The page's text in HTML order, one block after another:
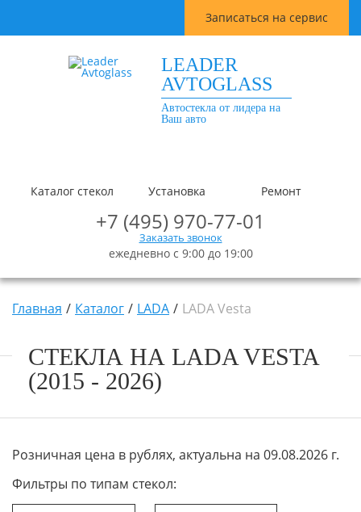
Записаться на сервис
LEADER
AVTOGLASS
Автостекла от лидера на
Ваш авто
Каталог стекол Установка Ремонт
+7 (495) 970-77-01
Заказать звонок
ежедневно с 9:00 до 19:00
Главная Каталог LADA LADA Vesta
СТЕКЛА НА LADA VESTA
(2015 - 2026)
Розничная цена в рублях, актуальна на 09.08.2026 г.
Фильтры по типам стекол: